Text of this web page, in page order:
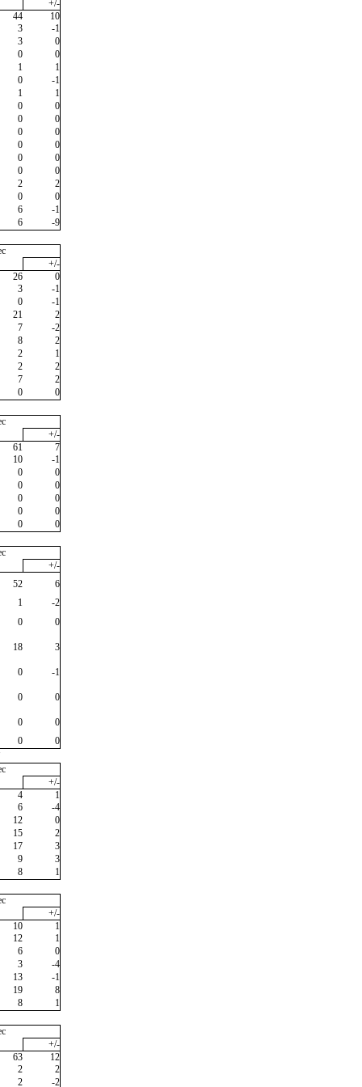
+/-
44
10
3
-1
3
0
0
0
1
1
0
-1
1
1
0
0
0
0
0
0
0
0
0
0
0
0
2
2
0
0
6
-1
6
-9
+/-
26
0
3
-1
0
-1
21
2
7
-2
8
2
2
1
2
2
7
2
0
0
+/-
61
7
10
-1
0
0
0
0
0
0
0
0
0
0
+/-
52
6
1
-2
0
0
18
3
0
-1
0
0
0
0
0
0
+/-
4
1
6
-4
12
0
15
2
17
3
9
3
8
1
+/-
10
1
12
1
6
0
3
-4
13
-1
19
8
8
1
+/-
63
12
2
2
2 -2